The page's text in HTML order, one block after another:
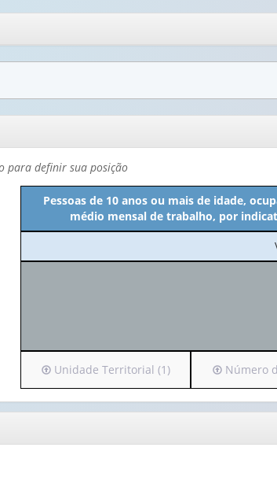
para definir sua posição
Pessoas de 10 anos ou mais de idade,
médio mensal de trabalho, por
Irá
para
o
cabeçalho
apenas
Unidade Territorial (1)
Irá
para
o
cabeçalho
apenas
Número